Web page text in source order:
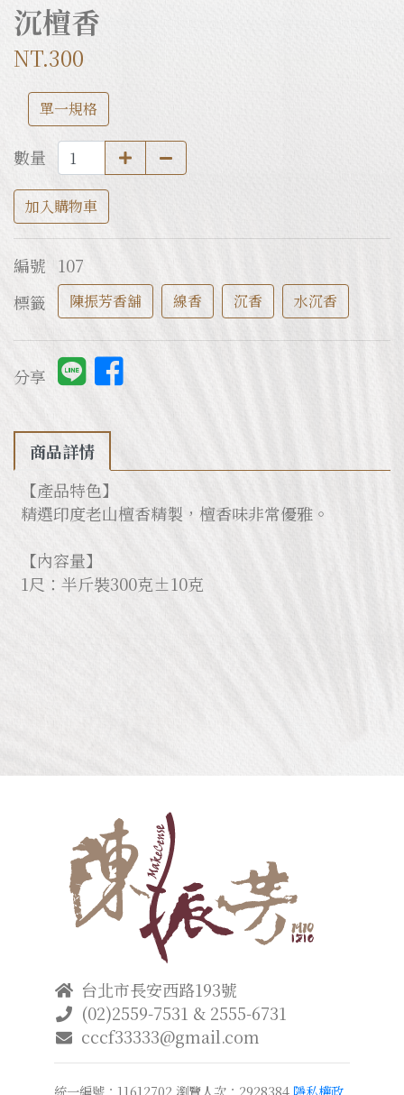
沉檀香
NT.300
單一規格
數量
加入購物車
編號 107
標籤
陳振芳香舖 線香 沉香 水沉香
分享
商品詳情
【產品特色】
精選印度老山檀香精製，檀香味非常優雅。
【內容量】
1尺：半斤裝300克±10克
台北市長安西路193號
(02)2559-7531 & 2555-6731
cccf33333@gmail.com
統一編號：11612702 瀏覽人次：2928384 隱私權政